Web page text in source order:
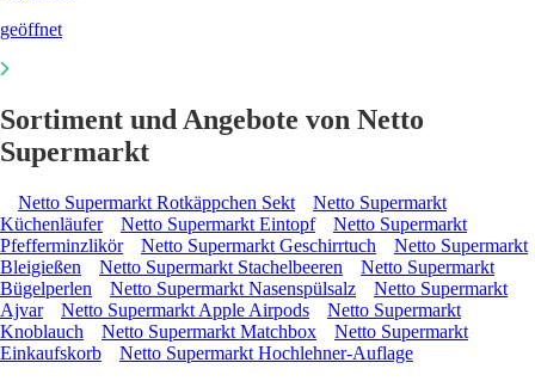
geöffnet
Sortiment und Angebote von Netto
Supermarkt
Netto Supermarkt Rotkäppchen Sekt
Netto Supermarkt
Küchenläufer
Netto Supermarkt Eintopf
Netto Supermarkt
Pfefferminzlikör
Netto Supermarkt Geschirrtuch
Netto Supermarkt
Bleigießen
Netto Supermarkt Stachelbeeren
Netto Supermarkt
Bügelperlen
Netto Supermarkt Nasenspülsalz
Netto Supermarkt
Ajvar
Netto Supermarkt Apple Airpods
Netto Supermarkt
Knoblauch
Netto Supermarkt Matchbox
Netto Supermarkt
Einkaufskorb
Netto Supermarkt Hochlehner-Auflage